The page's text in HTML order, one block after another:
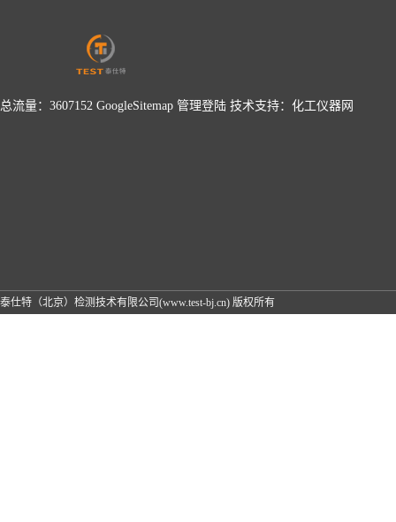
总流量：3607152 GoogleSitemap 管理登陆 技术支持： 化工仪器网
泰仕特（北京）检测技术有限公司(www.test-bj.cn) 版权所有